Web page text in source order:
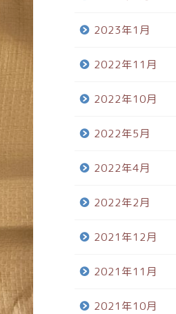
2023年1月
2022年11月
2022年10月
2022年5月
2022年4月
2022年2月
2021年12月
2021年11月
2021年10月